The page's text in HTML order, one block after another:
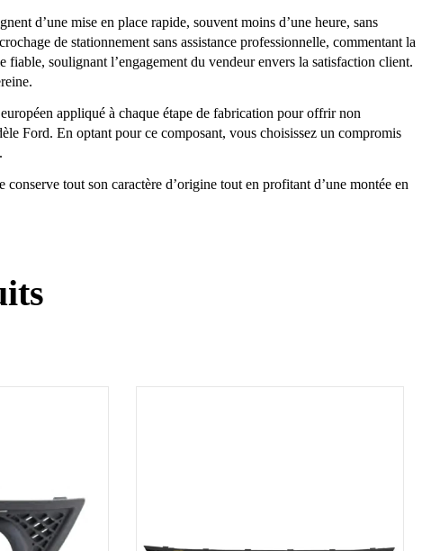
d’une mise en place rapide, souvent moins d’une heure, sans
de stationnement sans assistance professionnelle, commentant la
soulignant l’engagement du vendeur envers la satisfaction client.
appliqué à chaque étape de fabrication pour offrir non
Ford. En optant pour ce composant, vous choisissez un compromis
tout son caractère d’origine tout en profitant d’une montée en